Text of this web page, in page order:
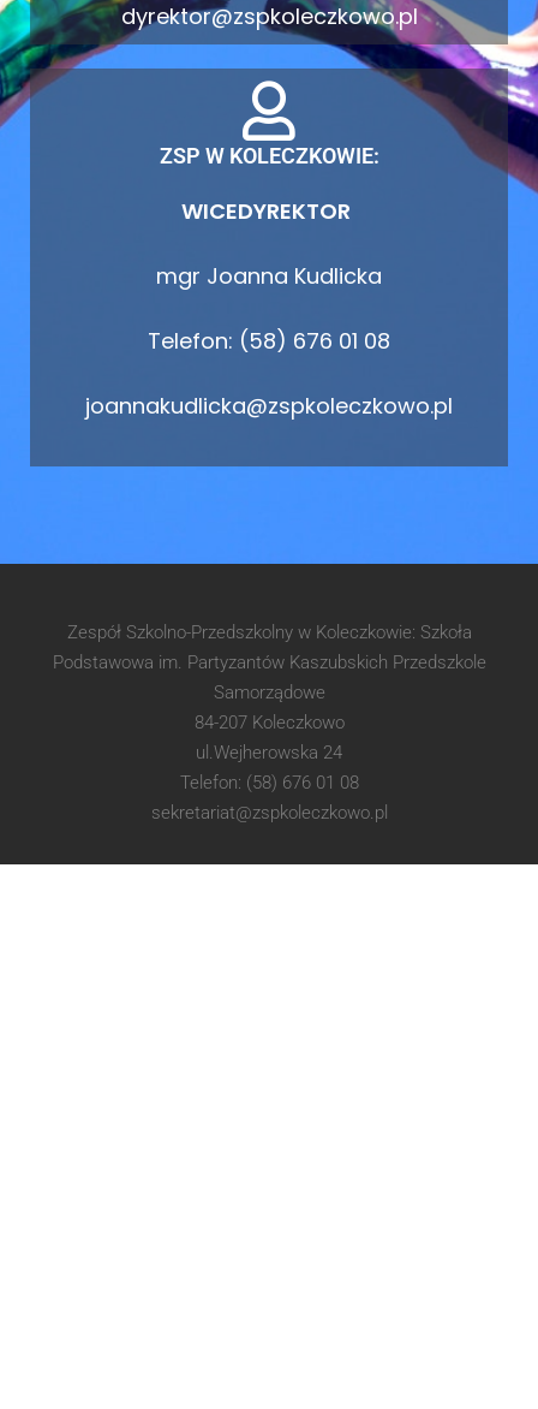
dyrektor@zspkoleczkowo.pl
ZSP W KOLECZKOWIE:
WICEDYREKTOR
mgr Joanna Kudlicka
Telefon: (58) 676 01 08
joannakudlicka@zspkoleczkowo.pl
Zespół Szkolno-Przedszkolny w Koleczkowie: Szkoła
Podstawowa im. Partyzantów Kaszubskich Przedszkole
Samorządowe
84-207 Koleczkowo
ul.Wejherowska 24
Telefon: (58) 676 01 08
sekretariat@zspkoleczkowo.pl